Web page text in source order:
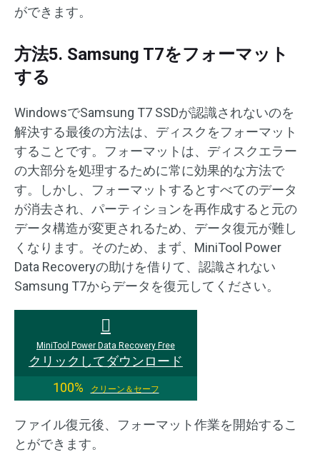
ができます。
方法5. Samsung T7をフォーマット
する
WindowsでSamsung T7 SSDが認識されないのを
解決する最後の方法は、ディスクをフォーマット
することです。フォーマットは、ディスクエラー
の大部分を処理するために常に効果的な方法で
す。しかし、フォーマットするとすべてのデータ
が消去され、パーティションを再作成すると元の
データ構造が変更されるため、データ復元が難し
くなります。そのため、まず、MiniTool Power
Data Recoveryの助けを借りて、認識されない
Samsung T7からデータを復元してください。
MiniTool Power Data Recovery Free
クリックしてダウンロード
100%
クリーン＆セーフ
ファイル復元後、フォーマット作業を開始するこ
とができます。